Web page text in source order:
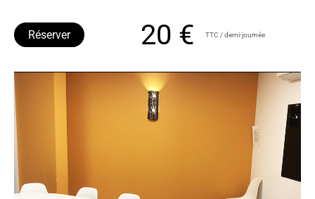
20 € TTC / demi-journée
Réserver